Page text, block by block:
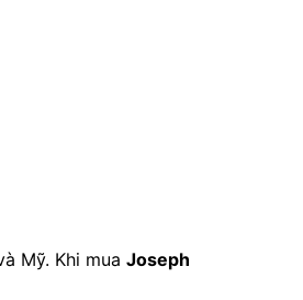
Mỹ. Khi mua Joseph